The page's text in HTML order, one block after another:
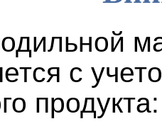
с
продукта: